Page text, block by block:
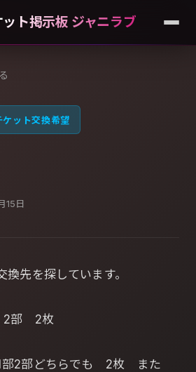
ト掲示板 ジャニラブ
ケット交換希望
15日
換先を探しています。
2部 2枚
部2部どちらでも 2枚 また